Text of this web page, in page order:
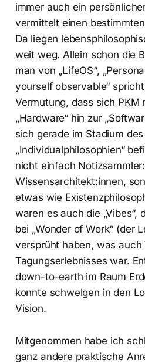
immer auch ein
vermittelt einen
Da liegen
weit weg. Allein schon die
man von „LifeOS“,
yourself observable“
Vermutung, dass sich
„Hardware“ hin zur
sich gerade im Stadium
„Individualphilosophien“
nicht einfach
Wissensarchitekt:innen,
etwas wie
waren es auch die „Vibes“,
bei „Wonder of Work“ (der
versprüht haben, was auch
Tagungserlebnisses war.
down-to-earth im Raum
konnte schwelgen in den
Vision.
Mitgenommen habe ich
ganz andere praktische